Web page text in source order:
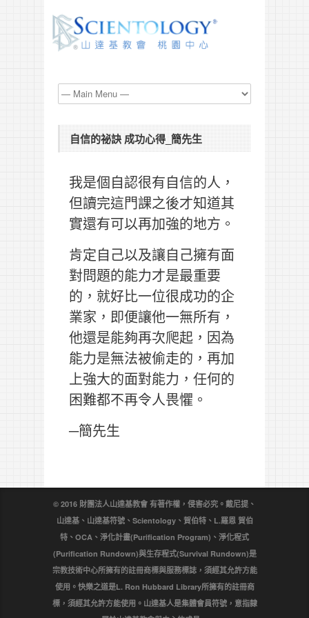
自信的祕訣 成功心得_簡先生
我是個自認很有自信的人，
但讀完這門課之後才知道其
實還有可以再加強的地方。
肯定自己以及讓自己擁有面
對問題的能力才是最重要
的，就好比一位很成功的企
業家，即便讓他一無所有，
他還是能夠再次爬起，因為
能力是無法被偷走的，再加
上強大的面對能力，任何的
困難都不再令人畏懼。
─簡先生
© 2016 財團法人山達基教會 有著作權，侵害必究。戴尼提、
山達基、山達基符號、Scientology、賀伯特、L.羅恩 賀伯
特、OCA、淨化計畫(Purification Program)、淨化程式
(Purification Rundown)與生存程式(Survival Rundown)是
宗教技術中心所擁有的註冊商標與服務標誌，須經其允許方能
使用。快樂之道是L. Ron Hubbard Library所擁有的註冊商
標，須經其允許方能使用。山達基人是集體會員符號，意指隸